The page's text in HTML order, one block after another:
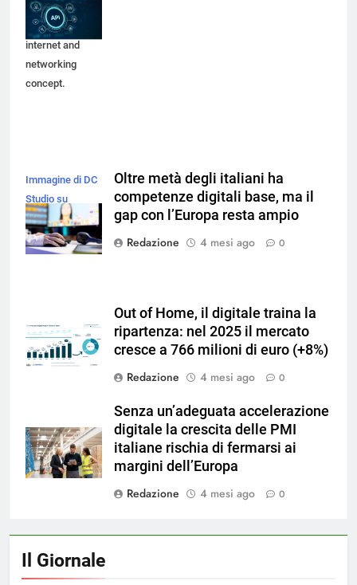
modern
technology,
internet and
networking
concept.
Immagine di DC
Studio su
Freepik
Oltre metà degli italiani ha
competenze digitali base, ma il
gap con l’Europa resta ampio
Redazione
4 mesi ago 0
Out of Home, il digitale traina la
ripartenza: nel 2025 il mercato
cresce a 766 milioni di euro (+8%)
Redazione
4 mesi ago 0
Senza un’adeguata accelerazione
digitale la crescita delle PMI
italiane rischia di fermarsi ai
margini dell’Europa
Redazione
4 mesi ago 0
Il Giornale